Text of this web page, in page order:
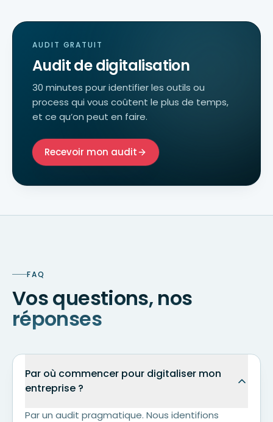
AUDIT GRATUIT
Audit de digitalisation
30 minutes pour identifier les outils ou
process qui vous coûtent le plus de temps,
et ce qu’on peut en faire.
Recevoir mon audit
FAQ
Vos questions, nos
réponses
Par où commencer pour digitaliser mon
entreprise ?
Par un audit pragmatique. Nous identifions